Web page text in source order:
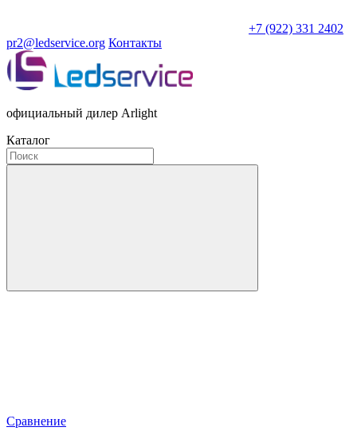
+7 (922) 331 2402
pr2@ledservice.org Контакты
официальный дилер Arlight
Каталог
Сравнение